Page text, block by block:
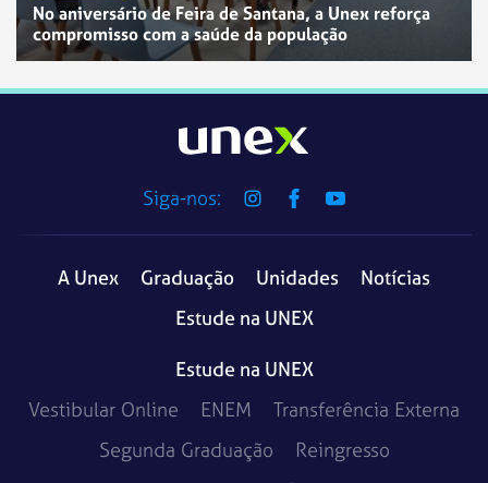
No aniversário de Feira de Santana, a Unex reforça
compromisso com a saúde da população
Siga-nos:
A Unex Graduação Unidades
Notícias
Estude na UNEX
Estude na UNEX
Vestibular Online
ENEM
Transferência Externa
Segunda Graduação
Reingresso